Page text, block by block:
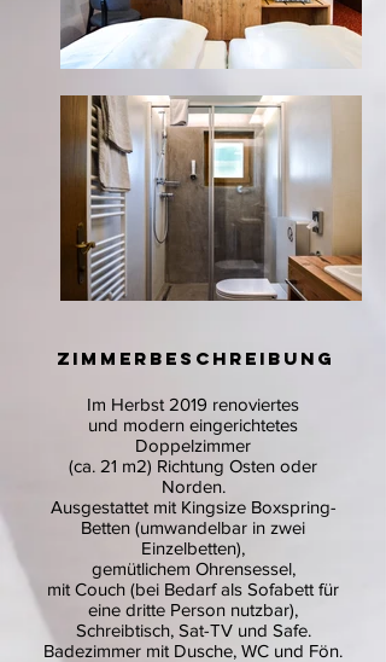
ZIMMERBESCHREIBUNG
Im Herbst 2019 renoviertes
und modern eingerichtetes
Doppelzimmer
(ca. 21 m2) Richtung Osten oder
Norden.
Ausgestattet mit Kingsize Boxspring-
Betten (umwandelbar in zwei
Einzelbetten),
gemütlichem Ohrensessel,
mit Couch (bei Bedarf als Sofabett für
eine dritte Person nutzbar),
Schreibtisch, Sat-TV und Safe.
Badezimmer mit Dusche, WC und Fön.